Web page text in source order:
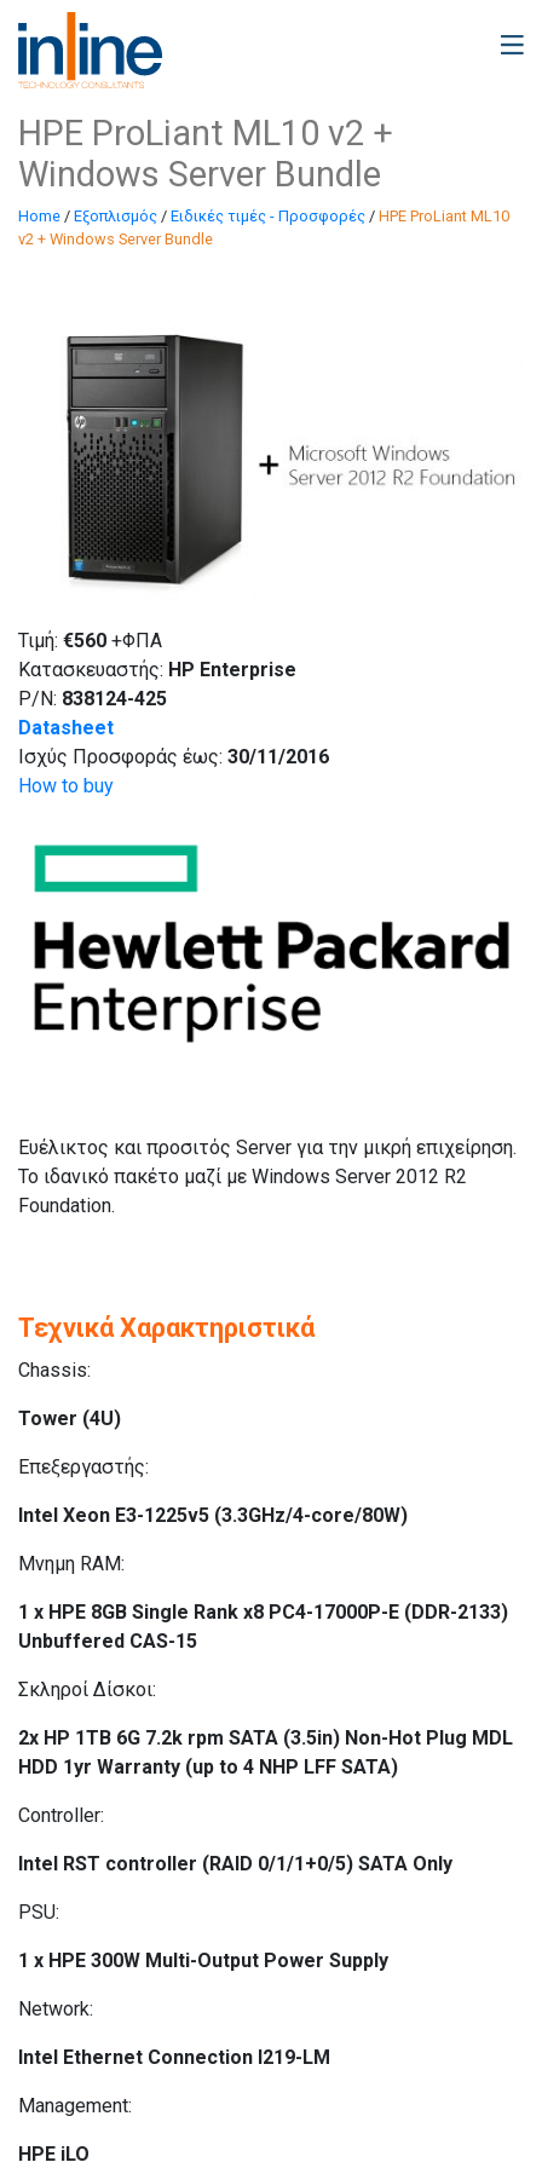
HPE ProLiant ML10 v2 +
Windows Server Bundle
Home / Εξοπλισμός / Ειδικές τιμές - Προσφορές / HPE ProLiant ML10
v2 + Windows Server Bundle
Τιμή: €560 +ΦΠΑ
Κατασκευαστής: HP Enterprise
P/N: 838124-425
Datasheet
Ισχύς Προσφοράς έως: 30/11/2016
How to buy
Ευέλικτος και προσιτός Server για την μικρή επιχείρηση.
Το ιδανικό πακέτο μαζί με Windows Server 2012 R2
Foundation.
Τεχνικά Χαρακτηριστικά
Chassis:
Tower (4U)
Επεξεργαστής:
Intel Xeon E3-1225v5 (3.3GHz/4-core/80W)
Μνημη RAM:
1 x HPE 8GB Single Rank x8 PC4-17000P-E (DDR-2133)
Unbuffered CAS-15
Σκληροί Δίσκοι:
2x HP 1TB 6G 7.2k rpm SATA (3.5in) Non-Hot Plug MDL
HDD 1yr Warranty (up to 4 NHP LFF SATA)
Controller:
Intel RST controller (RAID 0/1/1+0/5) SATA Only
PSU:
1 x HPE 300W Multi-Output Power Supply
Network:
Intel Ethernet Connection I219-LM
Management:
HPE iLO